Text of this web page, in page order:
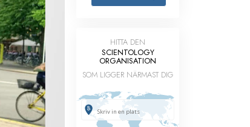
Barn
Verktyg för arbetslivet
Etik och tillstånden
Orsaken till undertryckande
Undersökningar
HITTA DEN
SCIENTOLOGY
ORGANISATION
SOM LIGGER NÄRMAST DIG